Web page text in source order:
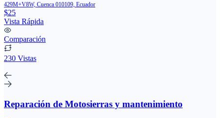
429M+V8W, Cuenca 010109, Ecuador
$25
Vista Rápida
Comparación
230 Vistas
Reparación de Motosierras y mantenimiento